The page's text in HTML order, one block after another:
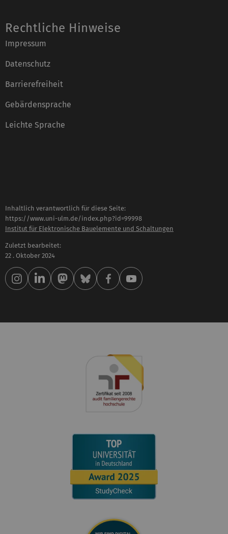
Rechtliche Hinweise
Impressum
Datenschutz
Barrierefreiheit
Gebärdensprache
Leichte Sprache
Inhaltlich verantwortlich für diese Seite:
https://www.uni-ulm.de/index.php?id=99998
Institut für Elektronische Bauelemente und Schaltungen
Zuletzt bearbeitet:
22 . Oktober 2024